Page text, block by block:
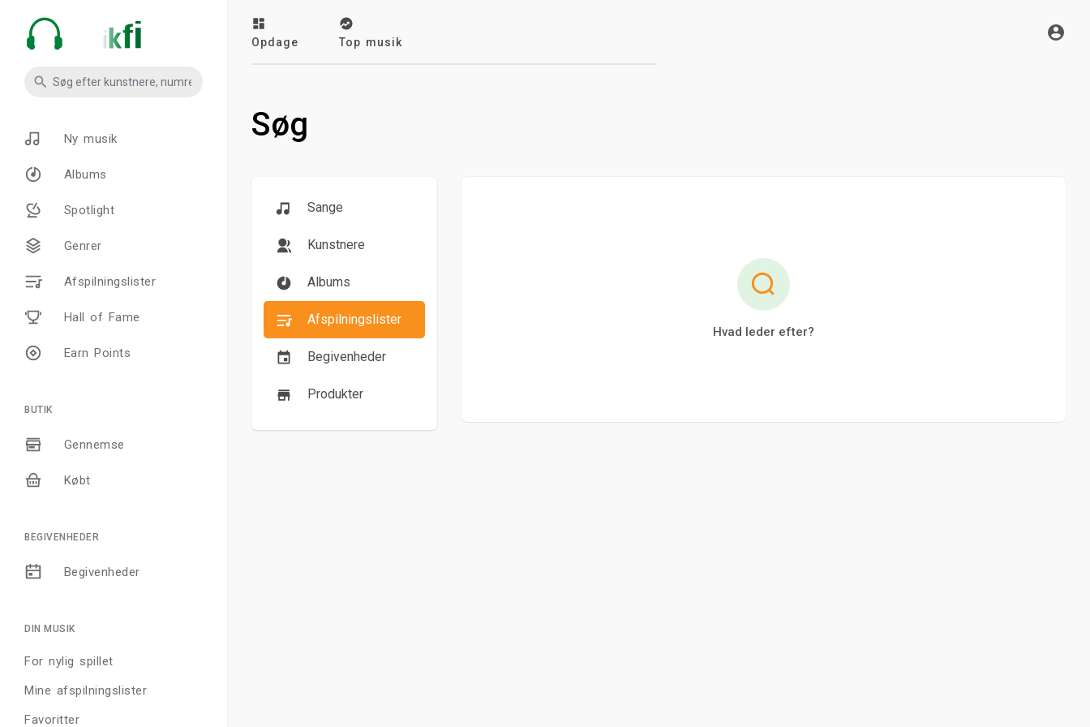
Ny musik
Albums
Spotlight
Genrer
Afspilningslister
Hall of Fame
Earn Points
BUTIK
Gennemse
Købt
BEGIVENHEDER
Begivenheder
DIN MUSIK
For nylig spillet
Mine afspilningslister
Favoritter
Opdage Top musik
Søg
Sange
Kunstnere
Albums
Afspilningslister
Begivenheder
Produkter
Hvad leder efter?